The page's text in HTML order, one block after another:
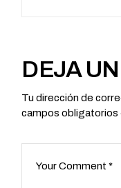
DEJA
Tu dirección de
campos